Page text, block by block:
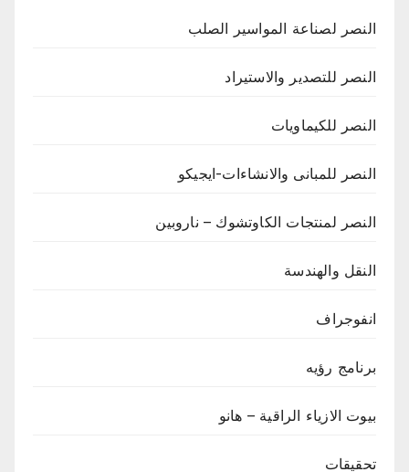
النصر لصناعة المواسير الصلب
النصر للتصدير والاستيراد
النصر للكيماويات
النصر للمبانى والانشاءات-ايجيكو
النصر لمنتجات الكاوتشوك – ناروبين
النقل والهندسة
انفوجراف
برنامج رؤيه
بيوت الازياء الراقية – هانو
تحقيقات